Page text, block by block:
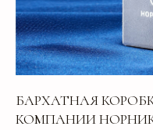
БАРХАТНАЯ
КОМПАНИИ